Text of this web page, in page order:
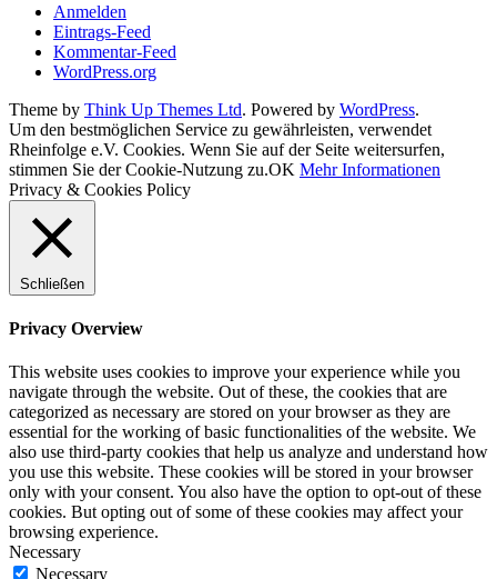
Anmelden
Eintrags-Feed
Kommentar-Feed
WordPress.org
Theme by Think Up Themes Ltd. Powered by WordPress.
Um den bestmöglichen Service zu gewährleisten, verwendet
Rheinfolge e.V. Cookies. Wenn Sie auf der Seite weitersurfen,
stimmen Sie der Cookie-Nutzung zu.OK Mehr Informationen
Privacy & Cookies Policy
Schließen
Privacy Overview
This website uses cookies to improve your experience while you
navigate through the website. Out of these, the cookies that are
categorized as necessary are stored on your browser as they are
essential for the working of basic functionalities of the website. We
also use third-party cookies that help us analyze and understand how
you use this website. These cookies will be stored in your browser
only with your consent. You also have the option to opt-out of these
cookies. But opting out of some of these cookies may affect your
browsing experience.
Necessary
Necessary